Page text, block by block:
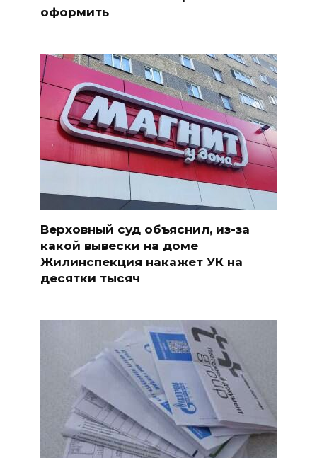
оформить
Верховный суд объяснил, из-за
какой вывески на доме
Жилинспекция накажет УК на
десятки тысяч